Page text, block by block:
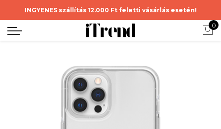
INGYENES szállítás 12.000 Ft feletti vásárlás esetén!
0